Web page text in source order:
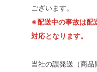
ございます。
※配送中の事故は配
対応となります。
当社の誤発送（商品